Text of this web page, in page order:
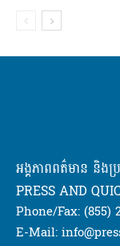
អង្គភាពពត៌មាន និង
PRESS AND
Phone/Fax: (855)
E-Mail: